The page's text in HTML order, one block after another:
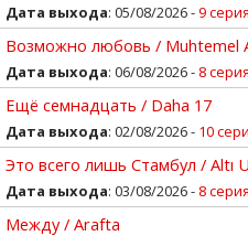
Дата выхода: 05/08/2026 -9 серия
Возможно любовь / Muhtemel
Дата выхода: 06/08/2026 - 8 серия
Ещё семнадцать / Daha 17
Дата выхода: 02/08/2026 - 10
Это всего лишь Стамбул / Altı
Дата выхода: 03/08/2026 - 8 серия
Между / Arafta